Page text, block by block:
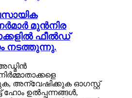
മുൻനിര
ഫീൽഡ്
നടത്തുന്നു.
അഡ്മിൻ
അന്വേഷിക്കുക ഓഗസ്റ്റ്
ഹോം ഉൽപ്പന്നങ്ങൾ,